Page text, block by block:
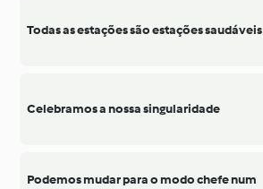
Todas as estações são estações saudáveis
Celebramos a nossa singularidade
Podemos mudar para o modo chefe num